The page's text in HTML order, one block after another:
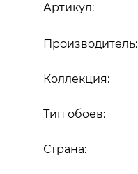
Артикул:
Производитель:
Коллекция:
Страна:
Тип обоев: